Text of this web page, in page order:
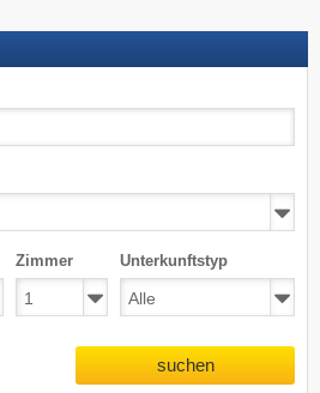
Zimmer Unterkunftstyp
suchen